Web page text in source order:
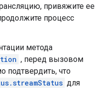
привяжите ее
процесс
метода
, перед вызовом
подтвердить, что
для